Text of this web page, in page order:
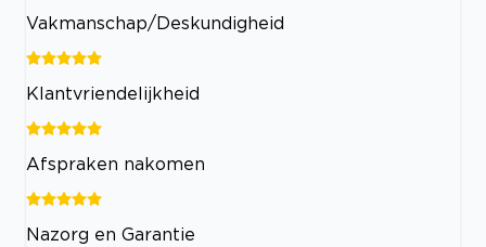
Vakmanschap/Deskundigheid
Klantvriendelijkheid
Afspraken nakomen
Nazorg en Garantie